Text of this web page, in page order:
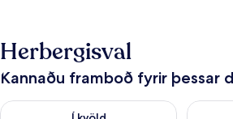
Herbergisval
Kannaðu framboð fyrir þessar
Athuga framboð í kvöld ágú. 7 - ágú. 8